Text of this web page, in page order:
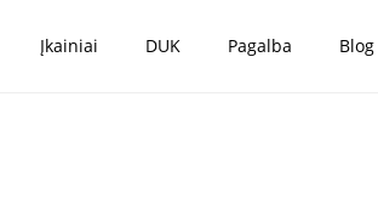
Įkainiai DUK Pagalba Blog